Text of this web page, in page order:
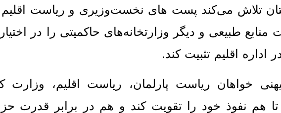
تلاش می‌کند پست های نخست‌وزیری و ریاست اقلیم
طبیعی و دیگر وزارتخانه‌های حاکمیتی را در
اقلیم تثبیت کند.
خواهان ریاست پارلمان، ریاست اقلیم،
تا هم نفوذ خود را تقویت کند و هم در برابر قدرت